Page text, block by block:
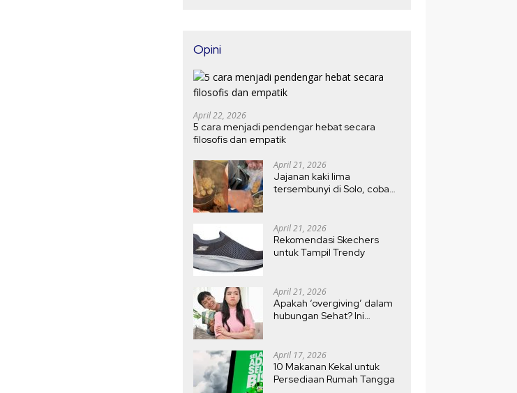
Opini
April 22, 2026
5 cara menjadi pendengar hebat secara
filosofis dan empatik
April 21, 2026
Jajanan kaki lima
tersembunyi di Solo, coba
April 21, 2026
Rekomendasi Skechers
untuk Tampil Trendy
April 21, 2026
Apakah ‘overgiving’ dalam
hubungan Sehat? Ini
April 17, 2026
10 Makanan Kekal untuk
Persediaan Rumah Tangga